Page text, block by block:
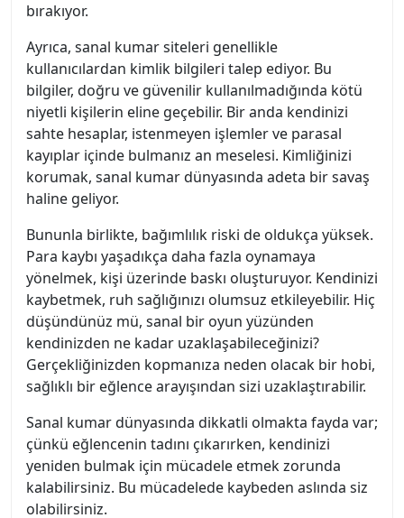
bırakıyor.
Ayrıca, sanal kumar siteleri genellikle
kullanıcılardan kimlik bilgileri talep ediyor. Bu
bilgiler, doğru ve güvenilir kullanılmadığında kötü
niyetli kişilerin eline geçebilir. Bir anda kendinizi
sahte hesaplar, istenmeyen işlemler ve parasal
kayıplar içinde bulmanız an meselesi. Kimliğinizi
korumak, sanal kumar dünyasında adeta bir savaş
haline geliyor.
Bununla birlikte, bağımlılık riski de oldukça yüksek.
Para kaybı yaşadıkça daha fazla oynamaya
yönelmek, kişi üzerinde baskı oluşturuyor. Kendinizi
kaybetmek, ruh sağlığınızı olumsuz etkileyebilir. Hiç
düşündünüz mü, sanal bir oyun yüzünden
kendinizden ne kadar uzaklaşabileceğinizi?
Gerçekliğinizden kopmanıza neden olacak bir hobi,
sağlıklı bir eğlence arayışından sizi uzaklaştırabilir.
Sanal kumar dünyasında dikkatli olmakta fayda var;
çünkü eğlencenin tadını çıkarırken, kendinizi
yeniden bulmak için mücadele etmek zorunda
kalabilirsiniz. Bu mücadelede kaybeden aslında siz
olabilirsiniz.